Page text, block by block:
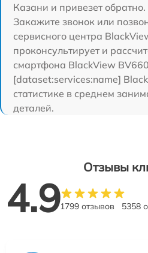
Казани и привезет обратно.
Закажите звонок или
сервисного центра
проконсультирует и
смартфона BlackView
[dataset:services:name]
статистике в среднем
деталей.
Отзывы
4.91799 отзывов 5358